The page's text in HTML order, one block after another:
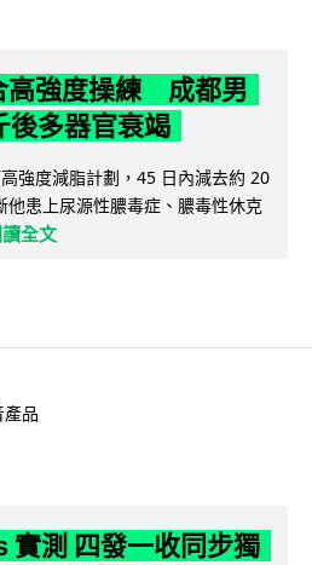
高強度操練 成都男
多器官衰竭
強度減脂計劃，45 日內減去約 20
他患上尿源性膿毒症、膿毒性休克
讀全文
產品
測 四發一收同步獨